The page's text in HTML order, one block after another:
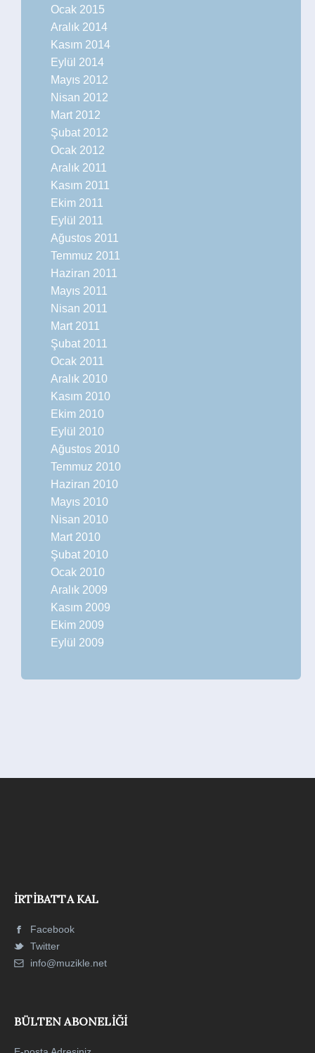
Ocak 2015
Aralık 2014
Kasım 2014
Eylül 2014
Mayıs 2012
Nisan 2012
Mart 2012
Şubat 2012
Ocak 2012
Aralık 2011
Kasım 2011
Ekim 2011
Eylül 2011
Ağustos 2011
Temmuz 2011
Haziran 2011
Mayıs 2011
Nisan 2011
Mart 2011
Şubat 2011
Ocak 2011
Aralık 2010
Kasım 2010
Ekim 2010
Eylül 2010
Ağustos 2010
Temmuz 2010
Haziran 2010
Mayıs 2010
Nisan 2010
Mart 2010
Şubat 2010
Ocak 2010
Aralık 2009
Kasım 2009
Ekim 2009
Eylül 2009
İRTIBATTA KAL
Facebook
Twitter
info@muzikle.net
BÜLTEN ABONELIĞI